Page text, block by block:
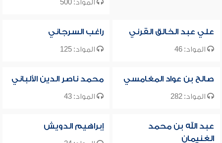
المواد: 500
علي عبد الخالق القرني
المواد: 46
راغب السرجاني
المواد: 125
صالح بن عواد المغامسي
المواد: 282
محمد ناصر الدين الألباني
المواد: 43
عبد الله بن محمد
الغنيمان
إبراهيم الدويش